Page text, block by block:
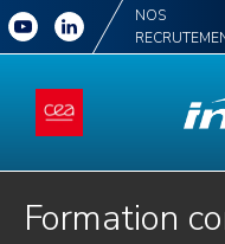
NOS
Formation